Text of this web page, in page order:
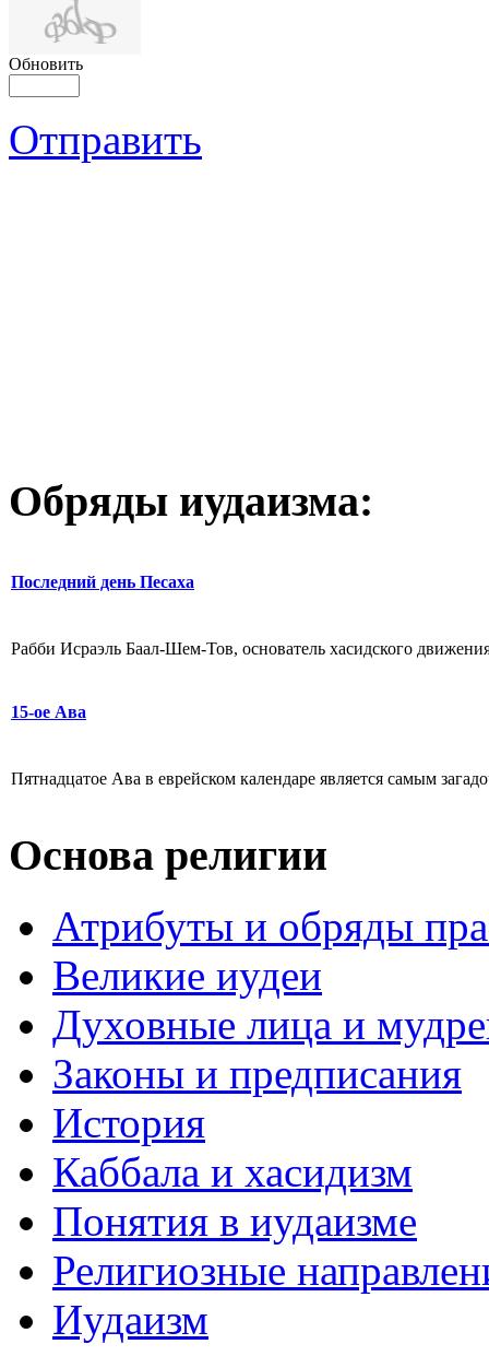
Обновить
Отправить
Обряды иудаизма:
Последний день Песаха
Рабби Исраэль Баал-Шем-Тов, основатель хасидского
15-ое Ава
Пятнадцатое Ава в еврейском календаре является самым
Основа религии
Атрибуты и обряды
Великие иудеи
Духовные лица и
Законы и предписания
История
Каббала и хасидизм
Понятия в иудаизме
Религиозные
Иудаизм